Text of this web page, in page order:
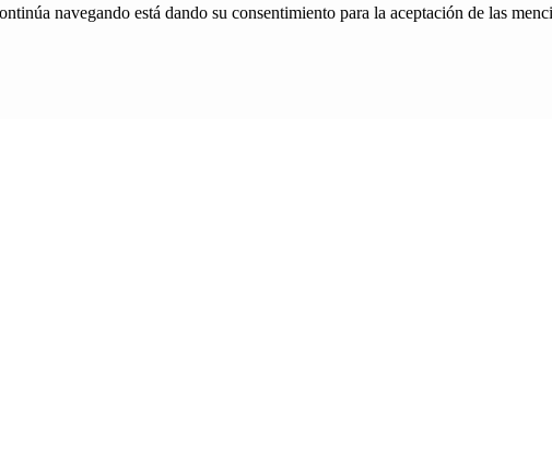
navegando está dando su consentimiento para la aceptación de las